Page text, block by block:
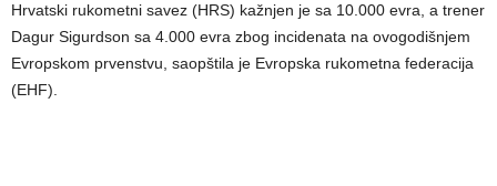
Hrvatski rukometni savez (HRS) kažnjen je sa 10.000 evra, a trener
Dagur Sigurdson sa 4.000 evra zbog incidenata na ovogodišnjem
Evropskom prvenstvu, saopštila je Evropska rukometna federacija
(EHF).